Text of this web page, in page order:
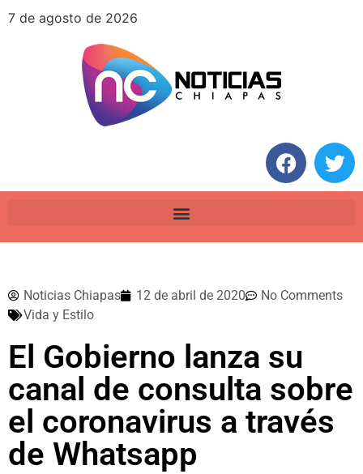
7 de agosto de 2026
Noticias Chiapas 12 de abril de 2020
No Comments
Vida y Estilo
El Gobierno lanza su
canal de consulta sobre
el coronavirus a través
de Whatsapp